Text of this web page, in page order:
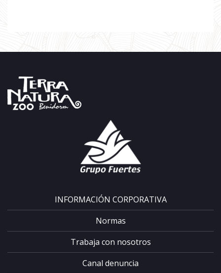
Completa el
recibirás tu código
INFORMACIÓN CORPORATIVA
Normas
Trabaja con nosotros
Canal denuncia